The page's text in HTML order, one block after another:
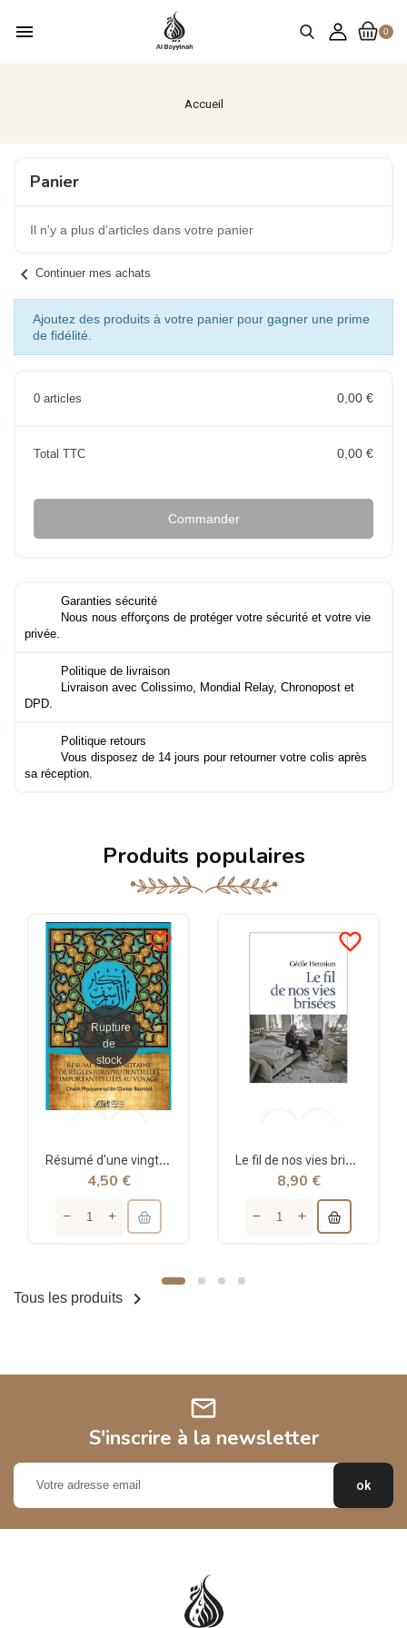
0
menu
Accueil
Panier
Il n'y a plus d'articles dans votre panier
chevron_left Continuer mes achats
Ajoutez des produits à votre panier pour gagner une prime
de fidélité.
0 articles 0,00 €
Total TTC 0,00 €
Commander
Garanties sécurité
Nous nous efforçons de protéger votre sécurité et votre vie
privée.
Politique de livraison
Livraison avec Colissimo, Mondial Relay, Chronopost et
DPD.
Politique retours
Vous disposez de 14 jours pour retourner votre colis après
sa réception.
Produits populaires
favorite_border
Rupture
de
stock
Résumé d'une vingtaine de règles jurisprudentielles liées au voyage - Bazmoul - Héritage...
4,50 €
favorite_border
Le fil de nos vies brisées - poche - Cécile Hennion - Points
8,90 €
Tous les produits 
mail
S'inscrire à la newsletter